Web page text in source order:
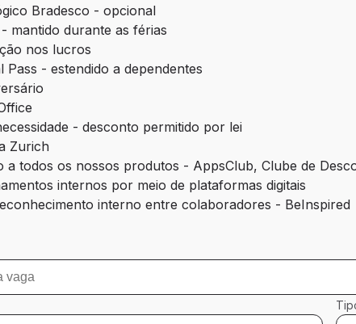
Bradesco - opcional
mantido durante as férias
nos lucros
Pass - estendido a dependentes
- desconto permitido por lei
Zurich
a todos os nossos produtos - AppsClub, Clube de
internos por meio de plataformas digitais
interno entre colaboradores - BeInspired